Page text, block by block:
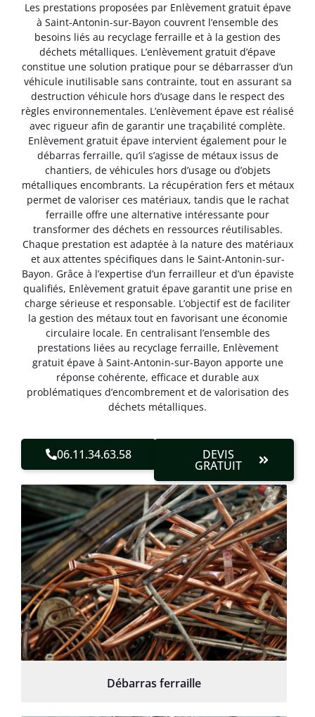
Les prestations proposées par Enlèvement gratuit épave
à Saint-Antonin-sur-Bayon couvrent l’ensemble des
besoins liés au recyclage ferraille et à la gestion des
déchets métalliques. L’enlèvement gratuit d’épave
constitue une solution pratique pour se débarrasser d’un
véhicule inutilisable sans contrainte, tout en assurant sa
destruction véhicule hors d’usage dans le respect des
règles environnementales. L’enlèvement épave est réalisé
avec rigueur afin de garantir une traçabilité complète.
Enlèvement gratuit épave intervient également pour le
débarras ferraille, qu’il s’agisse de métaux issus de
chantiers, de véhicules hors d’usage ou d’objets
métalliques encombrants. La récupération fers et métaux
permet de valoriser ces matériaux, tandis que le rachat
ferraille offre une alternative intéressante pour
transformer des déchets en ressources réutilisables.
Chaque prestation est adaptée à la nature des matériaux
et aux attentes spécifiques dans le Saint-Antonin-sur-
Bayon. Grâce à l’expertise d’un ferrailleur et d’un épaviste
qualifiés, Enlèvement gratuit épave garantit une prise en
charge sérieuse et responsable. L’objectif est de faciliter
la gestion des métaux tout en favorisant une économie
circulaire locale. En centralisant l’ensemble des
prestations liées au recyclage ferraille, Enlèvement
gratuit épave à Saint-Antonin-sur-Bayon apporte une
réponse cohérente, efficace et durable aux
problématiques d’encombrement et de valorisation des
déchets métalliques.
06.11.34.63.58 DEVIS
GRATUIT
Débarras ferraille